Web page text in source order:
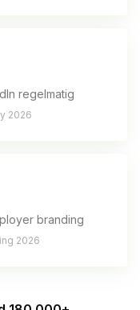
regelmatig
2026
branding
2026